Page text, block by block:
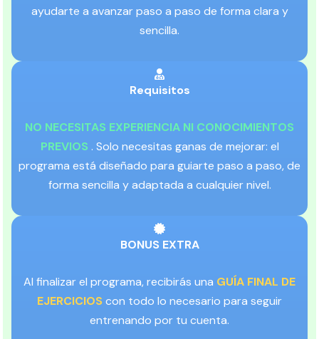
ayudarte a avanzar paso a paso de forma clara y
sencilla.
Requisitos
NO NECESITAS EXPERIENCIA NI CONOCIMIENTOS
PREVIOS . Solo necesitas ganas de mejorar: el
programa está diseñado para guiarte paso a paso, de
forma sencilla y adaptada a cualquier nivel.
BONUS EXTRA
Al finalizar el programa, recibirás una GUÍA FINAL DE
EJERCICIOS con todo lo necesario para seguir
entrenando por tu cuenta.